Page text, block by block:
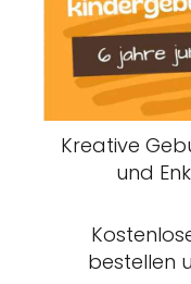
Kreative
und
bestellen